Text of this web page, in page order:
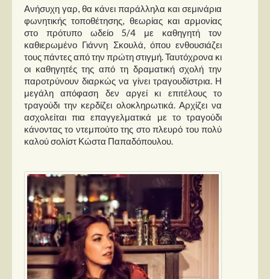
Στήλες
Polls
Small Talk
Blog
Ανήσυχη γαρ, θα κάνει παράλληλα και σεμινάρια
φωνητικής τοποθέτησης, θεωρίας και αρμονίας
στο πρότυπο ωδείο 5/4 με καθηγητή τον
καθιερωμένο Γιάννη Σκουλά, όπου ενθουσιάζει
τους πάντες από την πρώτη στιγμή. Ταυτόχρονα κι
οι καθηγητές της από τη δραματική σχολή την
παροτρύνουν διαρκώς να γίνει τραγουδίστρια. Η
μεγάλη απόφαση δεν αργεί κι επιτέλους το
τραγούδι την κερδίζει ολοκληρωτικά. Αρχίζει να
ασχολείται πια επαγγελματικά με το τραγούδι
κάνοντας το ντεμπούτο της στο πλευρό του πολύ
καλού σολίστ Κώστα Παπαδόπουλου.